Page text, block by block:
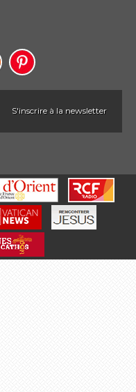
S'inscrire à la newsletter